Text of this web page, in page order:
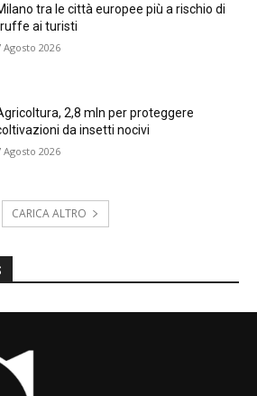
tra le città europee più a rischio di
ai turisti
Agosto 2026
2,8 mln per proteggere
da insetti nocivi
Agosto 2026
CARICA ALTRO